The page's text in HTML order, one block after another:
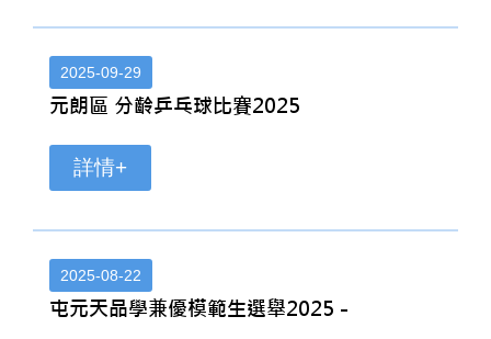
2025-09-29
元朗區 分齡乒乓球比賽2025
詳情+
2025-08-22
屯元天品學兼優模範生選舉2025 -